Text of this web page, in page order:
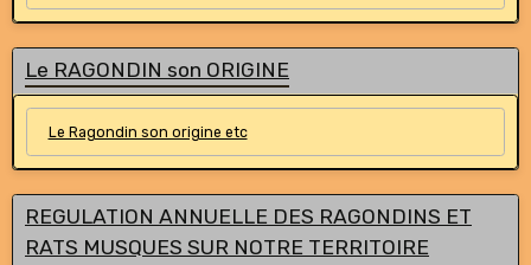
Le RAGONDIN son ORIGINE
Le Ragondin son origine etc
REGULATION ANNUELLE DES RAGONDINS ET
RATS MUSQUES SUR NOTRE TERRITOIRE